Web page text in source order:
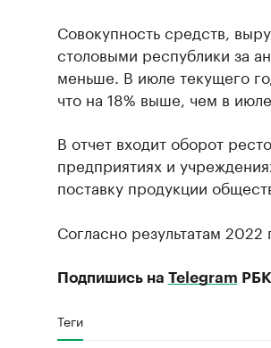
Совокупность средств,
столовыми республики за
меньше. В июле текущего
что на 18% выше, чем в
В отчет входит оборот
предприятиях и
поставку продукции
Согласно результатам
Подпишись на Telegram
Теги